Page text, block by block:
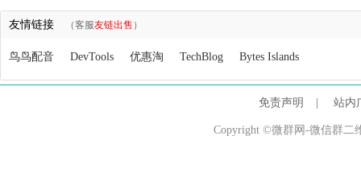
友情链接 （客服友链出售 ）
鸟鸟配音 DevTools 优惠淘 TechBlog Bytes Islands
免责声明 站内
Copyright ©微群网-微信群二